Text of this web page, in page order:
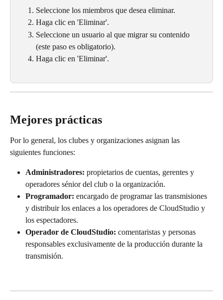
Seleccione los miembros que desea eliminar.
Haga clic en 'Eliminar'.
Seleccione un usuario al que migrar su contenido
(este paso es obligatorio).
Haga clic en 'Eliminar'.
Mejores prácticas
Por lo general, los clubes y organizaciones asignan las
siguientes funciones:
Administradores: propietarios de cuentas, gerentes y
operadores sénior del club o la organización.
Programador: encargado de programar las transmisiones
y distribuir los enlaces a los operadores de CloudStudio y
los espectadores.
Operador de CloudStudio: comentaristas y personas
responsables exclusivamente de la producción durante la
transmisión.